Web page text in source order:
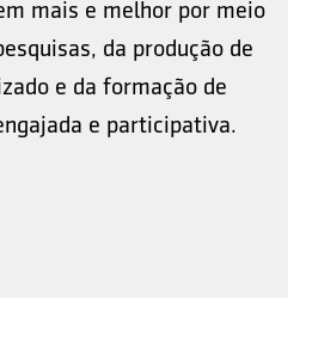
mais e melhor por meio
da produção de
e da formação de
e participativa.